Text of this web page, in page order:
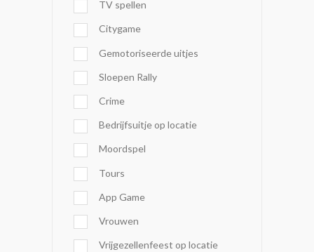
TV spellen
Citygame
Gemotoriseerde uitjes
Sloepen Rally
Crime
Bedrijfsuitje op locatie
Moordspel
Tours
App Game
Vrouwen
Vrijgezellenfeest op locatie